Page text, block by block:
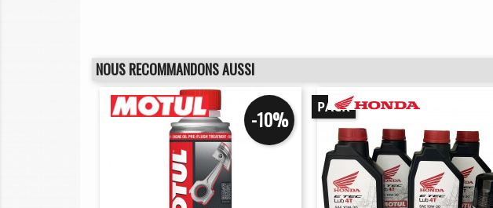
NOUS RECOMMANDONS AUSSI
-10% PACK